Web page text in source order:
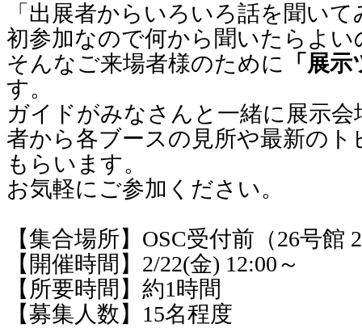
「出展者からいろいろ話を聞い
初参加なので何から聞いたらよ
そんなご来場者様のために
「展
す。
ガイドがみなさんと一緒に展示
者から各ブースの見所や最新の
もらいます。
お気軽にご参加ください。
【集合場所】OSC受付前（26号館
【開催時間】2/22(金) 12:00～
【所要時間】約1時間
【募集人数】15名程度